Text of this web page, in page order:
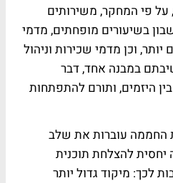
על פי המחקר, משירותים
בשיעורים מופחתים, מדמי
יותר, וכן מדמי שכירות וניהול
במבנה אחד, דבר
היזמים, ותורם להתפתחות
40% מחברות החממה עוברות את שלב
יחסית להצלחת תוכנית
לכך: מיקוד גדול יותר